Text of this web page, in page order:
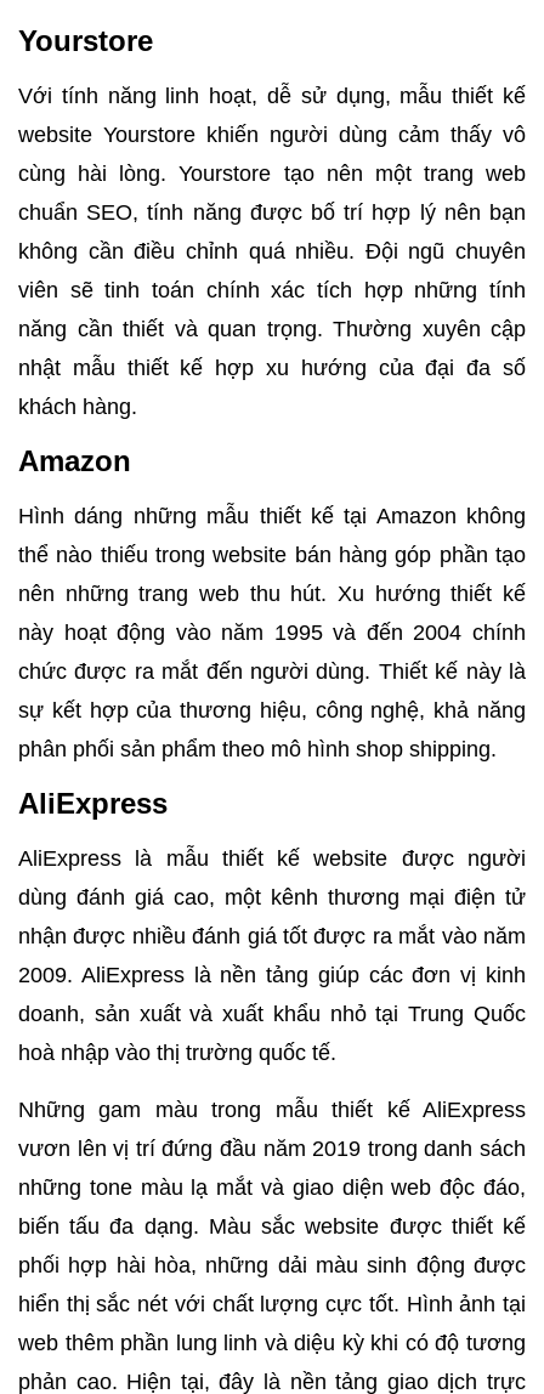
Yourstore
Với tính năng linh hoạt, dễ sử dụng, mẫu thiết kế
website Yourstore khiến người dùng cảm thấy vô
cùng hài lòng. Yourstore tạo nên một trang web
chuẩn SEO, tính năng được bố trí hợp lý nên bạn
không cần điều chỉnh quá nhiều. Đội ngũ chuyên
viên sẽ tinh toán chính xác tích hợp những tính
năng cần thiết và quan trọng. Thường xuyên cập
nhật mẫu thiết kế hợp xu hướng của đại đa số
khách hàng.
Amazon
Hình dáng những mẫu thiết kế tại Amazon không
thể nào thiếu trong website bán hàng góp phần tạo
nên những trang web thu hút. Xu hướng thiết kế
này hoạt động vào năm 1995 và đến 2004 chính
chức được ra mắt đến người dùng. Thiết kế này là
sự kết hợp của thương hiệu, công nghệ, khả năng
phân phối sản phẩm theo mô hình shop shipping.
AliExpress
AliExpress là mẫu thiết kế website được người
dùng đánh giá cao, một kênh thương mại điện tử
nhận được nhiều đánh giá tốt được ra mắt vào năm
2009. AliExpress là nền tảng giúp các đơn vị kinh
doanh, sản xuất và xuất khẩu nhỏ tại Trung Quốc
hoà nhập vào thị trường quốc tế.
Những gam màu trong mẫu thiết kế AliExpress
vươn lên vị trí đứng đầu năm 2019 trong danh sách
những tone màu lạ mắt và giao diện web độc đáo,
biến tấu đa dạng. Màu sắc website được thiết kế
phối hợp hài hòa, những dải màu sinh động được
hiển thị sắc nét với chất lượng cực tốt. Hình ảnh tại
web thêm phần lung linh và diệu kỳ khi có độ tương
phản cao. Hiện tại, đây là nền tảng giao dịch trực